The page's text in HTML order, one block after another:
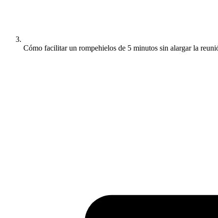
Cómo facilitar un rompehielos de 5 minutos sin alargar la